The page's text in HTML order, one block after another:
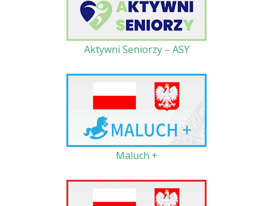
Aktywni Seniorzy – ASY
Maluch +